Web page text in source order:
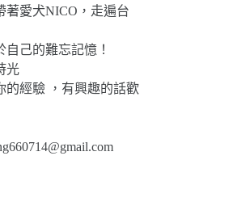
著愛犬NICO，走遍台
己的難忘記憶！
光
的經驗 ，有興趣的話歡